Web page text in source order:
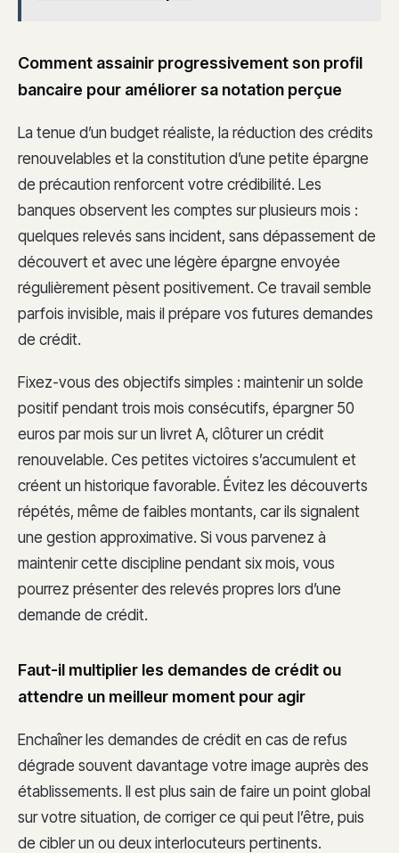
Comment assainir progressivement son profil
bancaire pour améliorer sa notation perçue
La tenue d’un budget réaliste, la réduction des crédits
renouvelables et la constitution d’une petite épargne
de précaution renforcent votre crédibilité. Les
banques observent les comptes sur plusieurs mois :
quelques relevés sans incident, sans dépassement de
découvert et avec une légère épargne envoyée
régulièrement pèsent positivement. Ce travail semble
parfois invisible, mais il prépare vos futures demandes
de crédit.
Fixez-vous des objectifs simples : maintenir un solde
positif pendant trois mois consécutifs, épargner 50
euros par mois sur un livret A, clôturer un crédit
renouvelable. Ces petites victoires s’accumulent et
créent un historique favorable. Évitez les découverts
répétés, même de faibles montants, car ils signalent
une gestion approximative. Si vous parvenez à
maintenir cette discipline pendant six mois, vous
pourrez présenter des relevés propres lors d’une
demande de crédit.
Faut-il multiplier les demandes de crédit ou
attendre un meilleur moment pour agir
Enchaîner les demandes de crédit en cas de refus
dégrade souvent davantage votre image auprès des
établissements. Il est plus sain de faire un point global
sur votre situation, de corriger ce qui peut l’être, puis
de cibler un ou deux interlocuteurs pertinents.